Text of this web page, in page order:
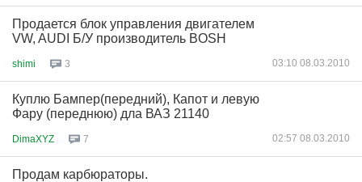
Продается блок управления двигателем
VW, AUDI Б/У производитель BOSH
shimi 3 03:10 08.03.2010
Куплю Бампер(передний), Капот и левую
Фару (переднюю) дла ВАЗ 21140
DimaXYZ 7 02:57 08.03.2010
Продам карбюраторы.